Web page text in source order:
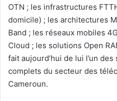
OTN ; les infrastructures
domicile) ; les architectures
Band ; les réseaux mobiles
Cloud ; les solutions Open
fait aujourd’hui de lui l’un
complets du secteur des
Cameroun.